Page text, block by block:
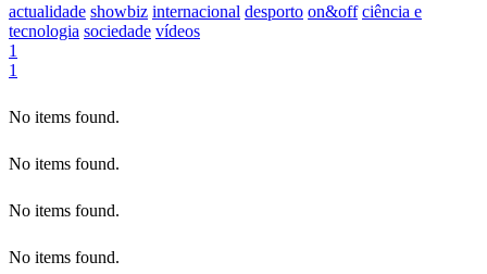
actualidade showbiz internacional desporto on&off ciência e
tecnologia sociedade vídeos
1
1
No items found.
No items found.
No items found.
No items found.